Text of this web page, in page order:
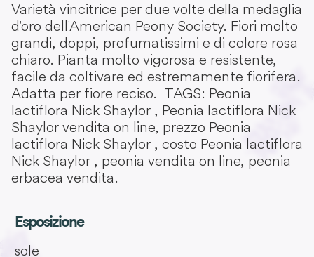
Varietà vincitrice per due volte della medaglia
d'oro dell'American Peony Society. Fiori molto
grandi, doppi, profumatissimi e di colore rosa
chiaro. Pianta molto vigorosa e resistente,
facile da coltivare ed estremamente fiorifera.
Adatta per fiore reciso. TAGS: Peonia
lactiflora Nick Shaylor , Peonia lactiflora Nick
Shaylor vendita on line, prezzo Peonia
lactiflora Nick Shaylor , costo Peonia lactiflora
Nick Shaylor , peonia vendita on line, peonia
erbacea vendita.
Esposizione
sole